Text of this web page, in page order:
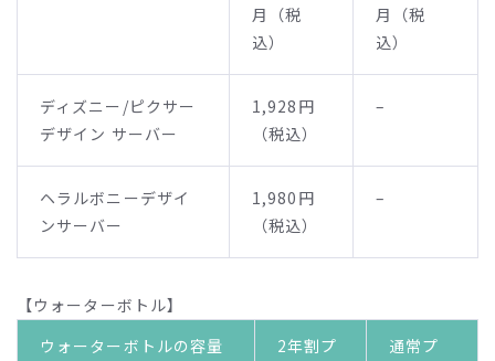
月（税
込）
月（税
込）
ディズニー/ピクサー
デザイン サーバー
1,928円
（税込）
–
ヘラルボニーデザイ
ンサーバー
1,980円
（税込）
–
【ウォーターボトル】
ウォーターボトルの容量
2年割プ
通常プ